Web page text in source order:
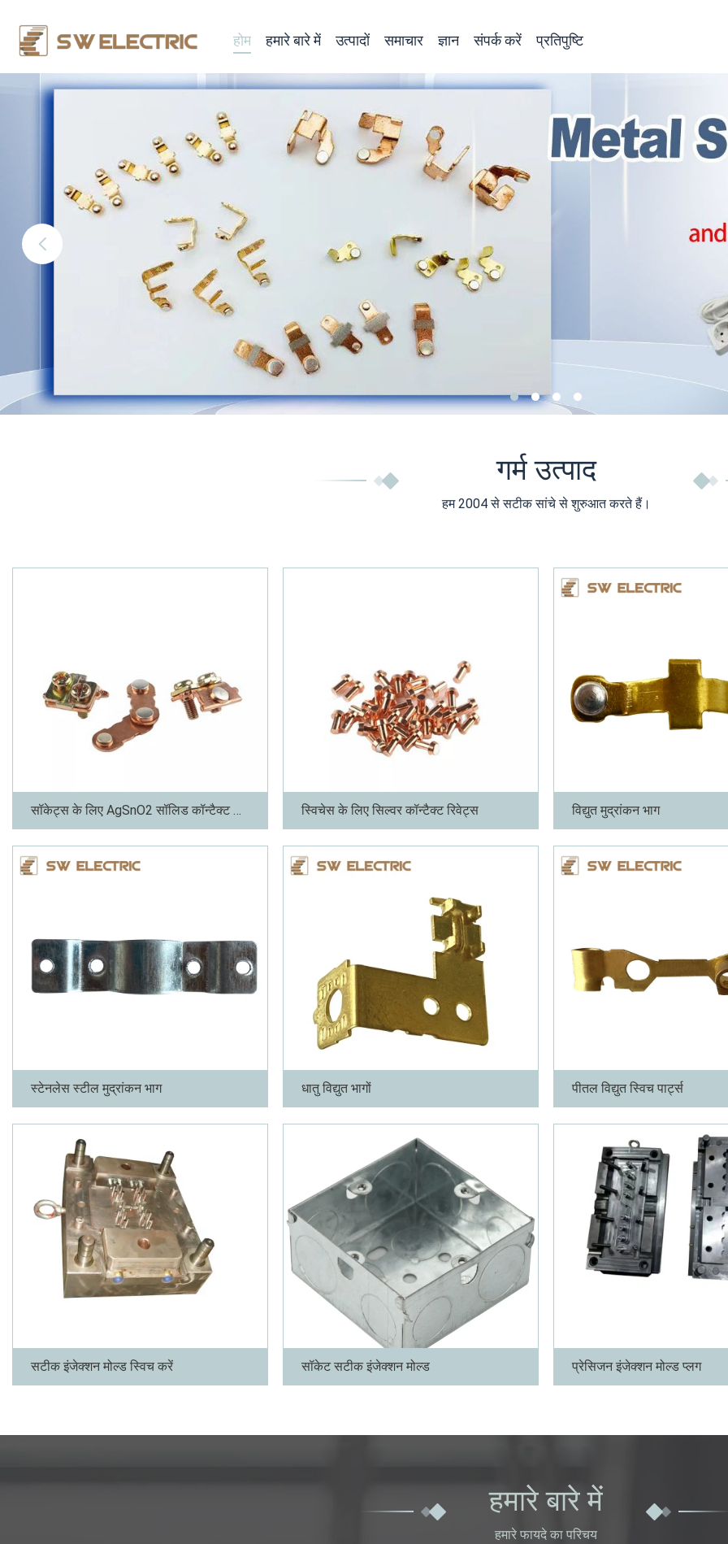
होम हमारे बारे में उत्पादों समाचार ज्ञान संपर्क करें प्रतिपुष्टि
गर्म उत्पाद
हम 2004 से सटीक सांचे से शुरुआत करते हैं।
अधिक
सॉकेट्स के लिए AgSnO2 सॉलिड कॉन्टैक्ट रिवेट्स
अधिक
स्विचेस के लिए सिल्वर कॉन्टैक्ट रिवेट्स
अधिक
विद्युत मुद्रांकन भाग
अधिक
स्टेनलेस स्टील मुद्रांकन भाग
अधिक
धातु विद्युत भागों
अधिक
पीतल विद्युत स्विच पार्ट्स
सटीक इंजेक्शन मोल्ड स्विच करें सॉकेट सटीक इंजेक्शन मोल्ड प्रेसिजन इंजेक्शन मोल्ड प्लग
हमारे बारे में
हमारे फायदे का परिचय